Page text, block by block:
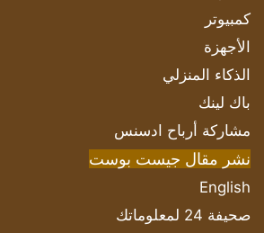
كمبيوتر
الأجهزة
الذكاء المنزلي
باك لينك
مشاركة أرباح ادسنس
نشر مقال جيست بوست
English
صحيفة 24 لمعلوماتك